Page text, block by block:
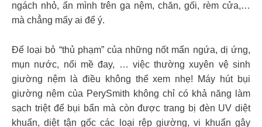
ngách nhỏ, ẩn mình trên ga nệm, chăn, gối, rèm cửa,…
mà chẳng mấy ai để ý.
Để loại bỏ “thủ phạm” của những nốt mẩn ngứa, dị ứng,
mụn nước, nổi mề đay, … việc thường xuyên vệ sinh
giường nệm là điều không thể xem nhẹ! Máy hút bụi
giường nệm của PerySmith không chỉ có khả năng làm
sạch triệt để bụi bẩn mà còn được trang bị đèn UV diệt
khuẩn, diệt tận gốc các loại rệp giường, vi khuẩn gây